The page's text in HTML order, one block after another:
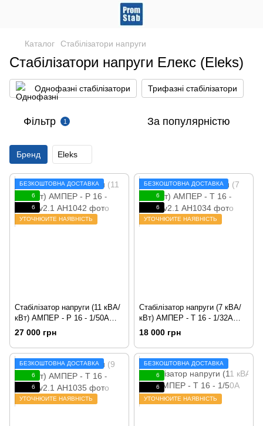
Каталог Стабілізатори напруги
Стабілізатори напруги Елекс (Eleks)
Однофазні стабілізатори Трифазні стабілізатори
Фільтр 1 За популярністю
Бренд Eleks
БЕЗКОШТОВНА ДОСТАВКА
6
6
УТОЧНЮЙТЕ НАЯВНІСТЬ
Стабілізатор напруги (11 кВА/
кВт) АМПЕР - Р 16 - 1/50А
v2.1
27 000 грн
БЕЗКОШТОВНА ДОСТАВКА
6
6
УТОЧНЮЙТЕ НАЯВНІСТЬ
Стабілізатор напруги (7 кВА/
кВт) АМПЕР - Т 16 - 1/32А
v2.1
18 000 грн
БЕЗКОШТОВНА ДОСТАВКА
6
6
УТОЧНЮЙТЕ НАЯВНІСТЬ
БЕЗКОШТОВНА ДОСТАВКА
6
6
УТОЧНЮЙТЕ НАЯВНІСТЬ